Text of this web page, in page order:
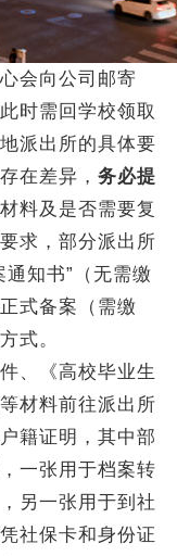
会向公司邮寄
时需回学校领取
派出所的具体要
在差异， 务必提
料及是否需要复
求，部分派出所
知书”（无需缴
式备案（需缴
式。
、《高校毕业生
材料前往派出所
籍证明，其中部
一张用于档案转
另一张用于到社
社保卡和身份证